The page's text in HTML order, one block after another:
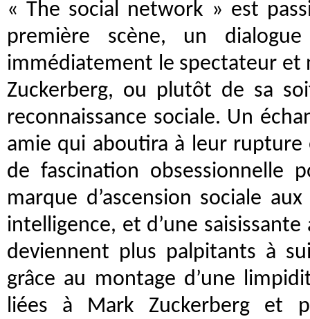
« The social network » est
première scène, un
immédiatement le spectateur et
Zuckerberg, ou plutôt de sa
reconnaissance sociale. Un
amie qui aboutira à leur
de fascination obsessionnelle
marque d’ascension sociale
intelligence, et d’une
deviennent plus palpitants à
grâce au montage d’une
liées à Mark Zuckerberg et